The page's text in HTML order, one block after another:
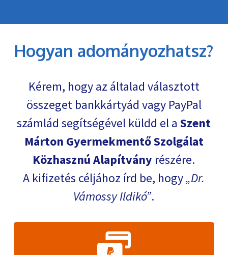
Hogyan adományozhatsz?
Kérem, hogy az általad választott
összeget bankkártyád vagy PayPal
számlád segítségével küldd el aSzent
Márton Gyermekmentő Szolgálat
Közhasznú Alapítvány részére.
A kifizetés céljához írd be, hogy Dr.
Vámossy Ildikó .